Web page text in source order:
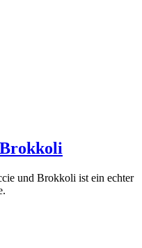
und Brok­ko­li ist ein ech­ter